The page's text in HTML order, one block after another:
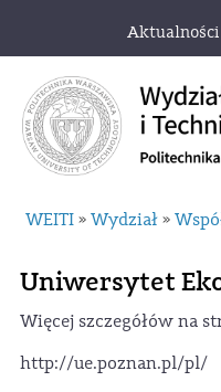
Aktualności
WEITI » Wydział »
Uniwersytet
Więcej szczegółów na
http://ue.poznan.pl/pl/